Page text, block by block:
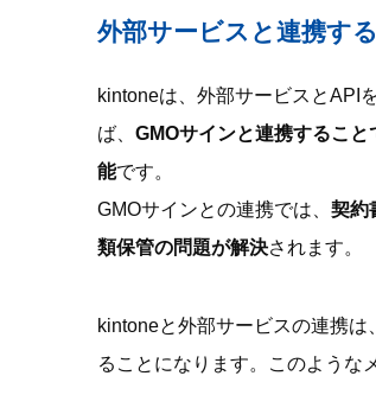
外部サービスと連携す
kintoneは、外部サービスとAPI
ば、 GMOサインと連携するこ
能です。
GMOサインとの連携では、 契約
類保管の問題が解決されます。
kintoneと外部サービスの連携
ることになります。このような